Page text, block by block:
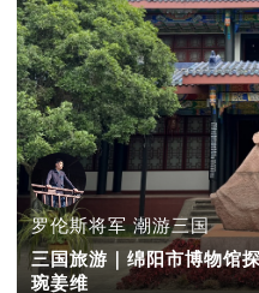
罗伦斯将军 潮游三国
三国旅游｜绵阳市博物馆
琬姜维